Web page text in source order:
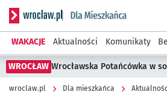
Serwis informacyjny wroclaw.pl
WAKACJE Aktualności Komunikaty
WROCŁAW Wrocławska Potańcówka w
wroclaw.pl Dla mieszkańca